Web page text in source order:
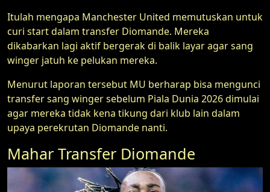
Itulah mengapa Manchester United memutuskan untuk
curi start dalam transfer Diomande. Mereka
dikabarkan lagi aktif bergerak di balik layar agar sang
winger jatuh ke pelukan mereka.
Menurut laporan tersebut MU berharap bisa mengunci
transfer sang winger sebelum Piala Dunia 2026 dimulai
agar mereka tidak kena tikung dari klub lain dalam
upaya perekrutan Diomande nanti.
Mahar Transfer Diomande